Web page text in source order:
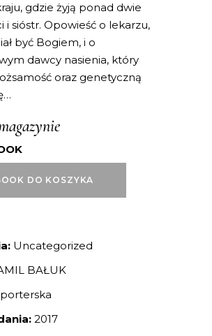
gdzie żyją ponad dwie
i sióstr. Opowieść o lekarzu,
być Bogiem, i o
dawcy nasienia, który
oraz genetyczną
DO KOSZYKA
Uncategorized
BAŁUK
2017